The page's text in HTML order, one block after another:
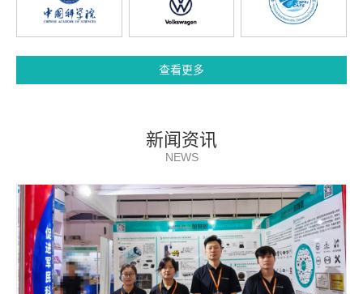
查看更多
新闻资讯
NEWS